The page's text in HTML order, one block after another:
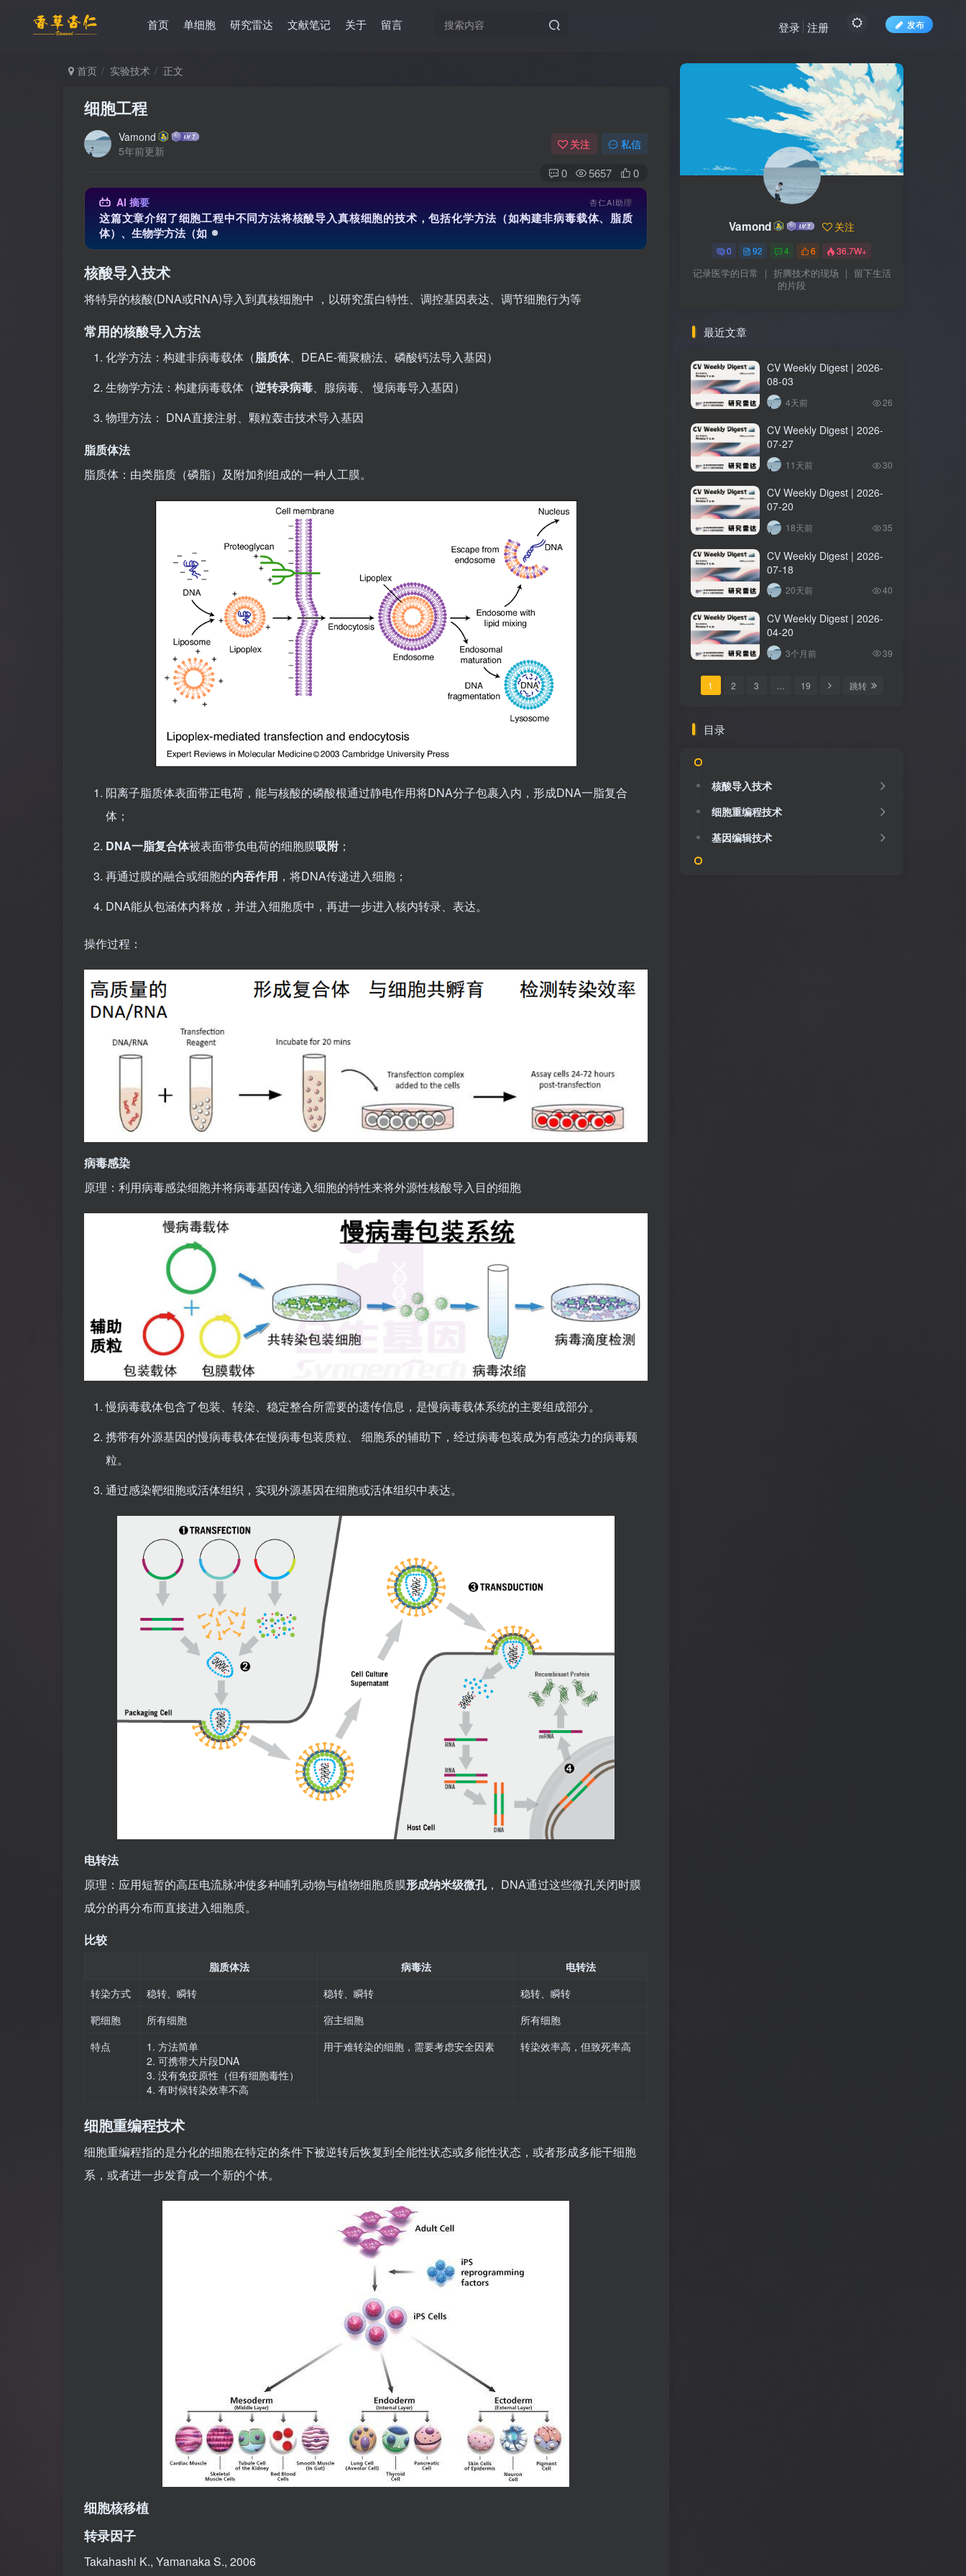
首页 单细胞 研究雷达 文献笔记 关于 留言 发布
登录 注册
首页 实验技术 正文
细胞工程
Vamond
5年前更新
关注 私信
0 5657 0
AI 摘要 杏仁AI助理
这篇文章介绍了细胞工程中不同方法将核酸导入真核细胞的技术，包括化学方法（如构建非病毒载体、脂质
体）、生物学方法（如病毒载体，特别是慢病毒载体）以及物理方法（如
核酸导入技术
将特异的核酸(DNA或RNA)导入到真核细胞中 ，以研究蛋白特性、调控基因表达、调节细胞行为等
常用的核酸导入方法
化学方法：构建非病毒载体（脂质体、DEAE-葡聚糖法、磷酸钙法导入基因）
生物学方法：构建病毒载体（逆转录病毒、腺病毒、 慢病毒导入基因）
物理方法： DNA直接注射、颗粒轰击技术导入基因
脂质体法
脂质体：由类脂质（磷脂）及附加剂组成的一种人工膜。
阳离子脂质体表面带正电荷，能与核酸的磷酸根通过静电作用将DNA分子包裹入内，形成DNA一脂复合
体；
DNA一脂复合体被表面带负电荷的细胞膜吸附 ；
再通过膜的融合或细胞的内吞作用 ，将DNA传递进入细胞；
DNA能从包涵体内释放，并进入细胞质中，再进一步进入核内转录、表达。
操作过程：
病毒感染
原理：利用病毒感染细胞并将病毒基因传递入细胞的特性来将外源性核酸导入目的细胞
慢病毒载体包含了包装、转染、稳定整合所需要的遗传信息，是慢病毒载体系统的主要组成部分。
携带有外源基因的慢病毒载体在慢病毒包装质粒、 细胞系的辅助下，经过病毒包装成为有感染力的病毒颗
粒。
通过感染靶细胞或活体组织，实现外源基因在细胞或活体组织中表达。
电转法
原理：应用短暂的高压电流脉冲使多种哺乳动物与植物细胞质膜形成纳米级微孔， DNA通过这些微孔关闭时膜
成分的再分布而直接进入细胞质。
比较
脂质体法 病毒法
电转法
转染方式
稳转、瞬转 稳转、瞬转
稳转、瞬转
靶细胞
所有细胞 宿主细胞
所有细胞
特点
1. 方法简单
2. 可携带大片段DNA
3. 没有免疫原性（但有细胞毒性）
4. 有时候转染效率不高
用于难转染的细胞，需要考虑安全因素 转染效率高，但致死率高
细胞重编程技术
细胞重编程指的是分化的细胞在特定的条件下被逆转后恢复到全能性状态或多能性状态，或者形成多能干细胞
系，或者进一步发育成一个新的个体。
细胞核移植
转录因子
Takahashi K., Yamanaka S., 2006
Vamond 关注
0 92 4 6 36.7W+
记录医学的日常 ｜ 折腾技术的现场 ｜ 留下生活
的片段
最近文章
CV Weekly Digest | 2026-
08-03
4天前 26
CV Weekly Digest | 2026-
07-27
11天前 30
CV Weekly Digest | 2026-
07-20
18天前 35
CV Weekly Digest | 2026-
07-18
20天前 40
CV Weekly Digest | 2026-
04-20
3个月前 39
1 2 3 19 跳转
目录
核酸导入技术
细胞重编程技术
基因编辑技术